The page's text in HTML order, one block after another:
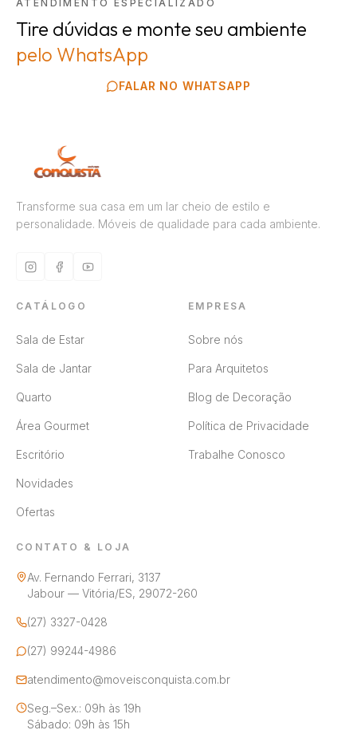
ATENDIMENTO ESPECIALIZADO
Tire dúvidas e monte seu ambiente
pelo WhatsApp
FALAR NO WHATSAPP
Transforme sua casa em um lar cheio de estilo e
personalidade. Móveis de qualidade para cada ambiente.
CATÁLOGO
Sala de Estar
Sala de Jantar
Quarto
Área Gourmet
Escritório
Novidades
Ofertas
EMPRESA
Sobre nós
Para Arquitetos
Blog de Decoração
Política de Privacidade
Trabalhe Conosco
CONTATO & LOJA
Av. Fernando Ferrari, 3137
Jabour — Vitória/ES, 29072-260
(27) 3327-0428
(27) 99244-4986
atendimento@moveisconquista.com.br
Seg.–Sex.: 09h às 19h
Sábado: 09h às 15h